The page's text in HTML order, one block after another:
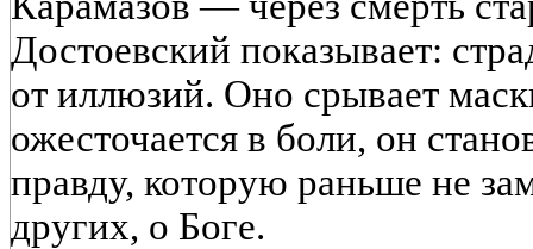
Достоевский показывает:
от иллюзий. Оно срывает
ожесточается в боли, он
правду, которую раньше не
других, о Боге.